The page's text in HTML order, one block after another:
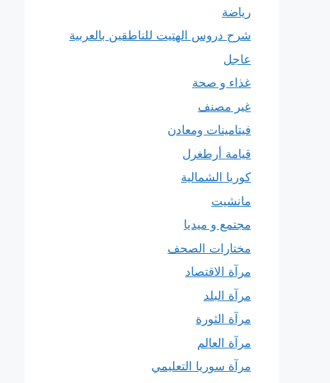
رياضة
شرح دروس الهتيت للناطقين بالعربية
عاجل
غذاء و صحة
غير مصنف
فيتامينات ومعادن
قيامة أرطغرل
كوريا الشمالية
مانشيت
مجتمع و ميديا
مختارات الصحف
مرآة الاقتصاد
مرآة البلد
مرآة الثورة
مرآة العالم
مرآة سوريا التعليمي